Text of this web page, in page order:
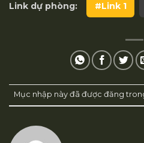
Link dự phòng: #Link 1
Mục nhập này đã được đăng